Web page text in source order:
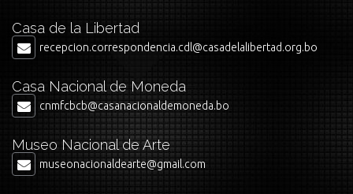
Casa de la Libertad
recepcion.correspondencia.cdl@casadelalibertad.org.bo
Casa Nacional de Moneda
cnmfcbcb@casanacionaldemoneda.bo
Museo Nacional de Arte
museonacionaldearte@gmail.com